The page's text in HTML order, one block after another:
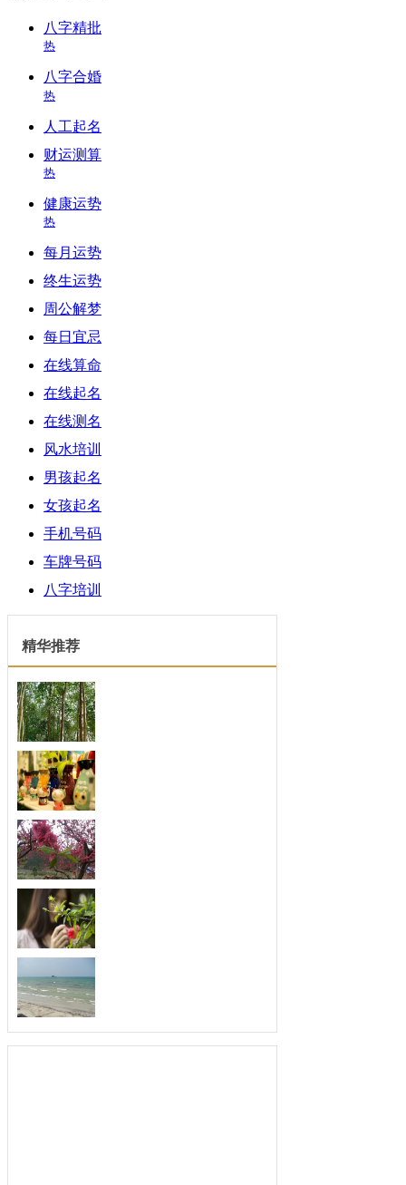
八字精批
热
八字合婚
热
人工起名
财运测算
热
健康运势
热
每月运势
终生运势
周公解梦
每日宜忌
在线算命
在线起名
在线测名
风水培训
男孩起名
女孩起名
手机号码
车牌号码
八字培训
精华推荐
四月份人格魅力开始大
每一个人的人格魅力绝对是吸引人最重
要的法...
扬长避短，善于发现别
取长补短，最会发现优点的三大生肖。
俗话说...
不喜欢空闲，最珍惜时
忙个不停，最善于利用时间的三大生
肖。人们...
从不暗恋，爱你就要告
爱上就去追求，最不喜欢暗恋的三大生
为人低调，就算富有也